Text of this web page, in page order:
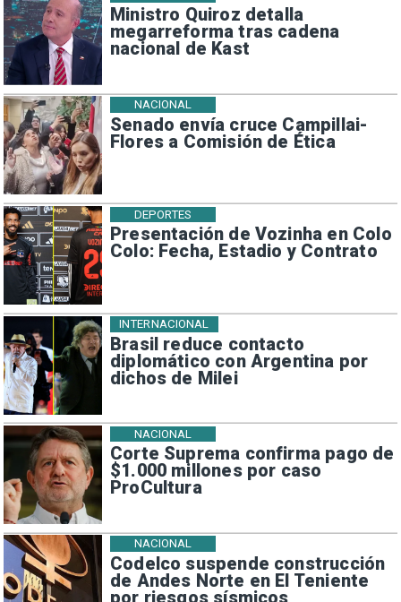
Ministro Quiroz detalla
megarreforma tras cadena
nacional de Kast
Senado envía cruce Campillai-
Flores a Comisión de Ética
NACIONAL
Presentación de Vozinha en Colo
Colo: Fecha, Estadio y Contrato
DEPORTES
Brasil reduce contacto
diplomático con Argentina por
dichos de Milei
INTERNACIONAL
Corte Suprema confirma pago de
$1.000 millones por caso
ProCultura
NACIONAL
Codelco suspende construcción
de Andes Norte en El Teniente
NACIONAL